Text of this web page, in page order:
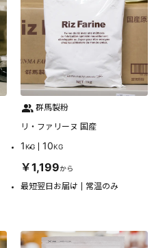
群馬製粉
リ・ファリーヌ 国産
1KG 10KG
￥1,199から
最短翌日お届け 常温のみ